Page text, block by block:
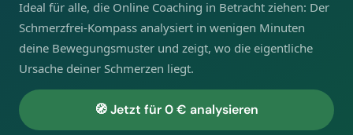
Ideal für alle, die Online Coaching in Betracht ziehen: Der
Schmerzfrei-Kompass analysiert in wenigen Minuten
deine Bewegungsmuster und zeigt, wo die eigentliche
Ursache deiner Schmerzen liegt.
🧭 Jetzt für 0 € analysieren